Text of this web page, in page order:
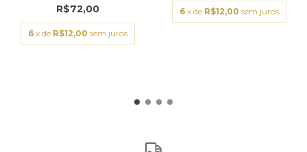
R$72,00
6 x de R$12,00 sem juros
6 x de R$12,00 sem juros